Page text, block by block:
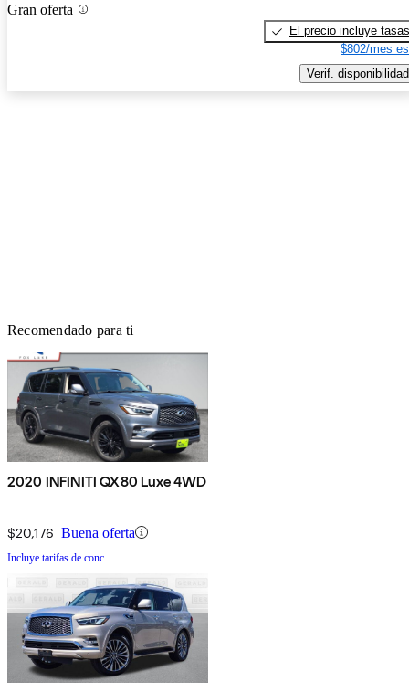
Gran oferta
El precio incluye tasas
$802/mes
Verif. disponibilidad
Recomendado para ti
2020 INFINITI QX80 Luxe 4WD
$20,176 Buena oferta
Incluye tarifas de conc.